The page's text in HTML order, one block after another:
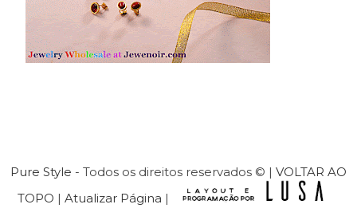
Pure Style - Todos os direitos reservados © | VOLTAR AO
TOPO | Atualizar Página |